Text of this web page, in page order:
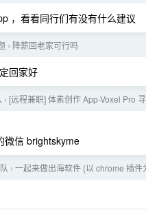
，看看同行们有没有什么建议
› 降薪回老家可行吗
回家好
› [远程兼职] 体素创作 App-Voxel Pro
微信 brightskyme
› 一起来做出海软件 (以 chrome 插件